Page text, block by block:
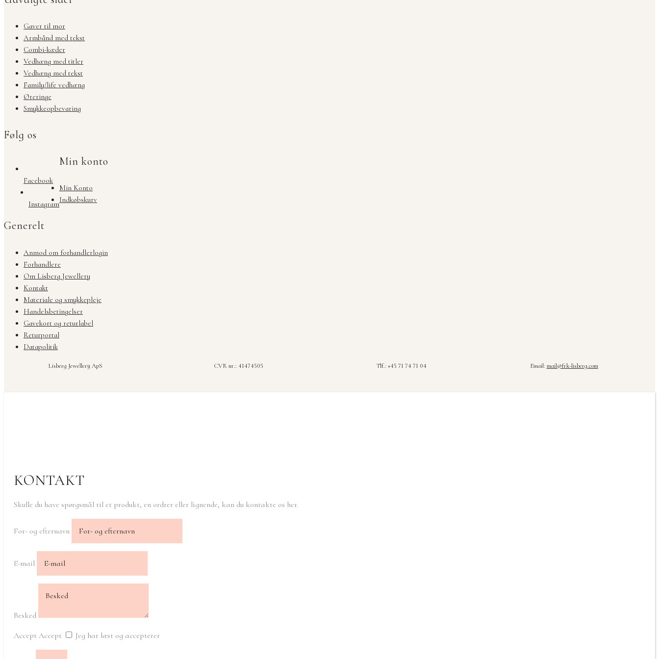
Gaver til mor
Armbånd med tekst
Combi-kæder
Vedhæng med titler
Vedhæng med tekst
Family/life vedhæng
Øreringe
Smykkeopbevaring
Følg os
Facebook
Instagram
Min konto
Min Konto
Indkøbskurv
Generelt
Anmod om forhandlerlogin
Forhandlere
Om Lisberg Jewellery
Kontakt
Materiale og smykkepleje
Handelsbetingelser
Gavekort og returlabel
Returportal
Datapolitik
Lisberg Jewellery ApS CVR nr.: 41474505 Tlf.: +45 71 74 71 04 Email: mail@frk-lisberg.com
KONTAKT
Skulle du have spørgsmål til et produkt, en ordrer eller lignende, kan du kontakte os her.
For- og efternavn
E-mail
Besked
Accept Accept Jeg har læst og accepterer